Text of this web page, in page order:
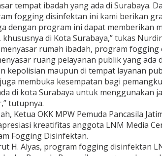
tempat ibadah yang ada di Surabaya.
fogging disinfektan ini kami berikan
dengan program ini dapat memberikan
khususnya di Kota Surabaya,” tukas
rumah ibadah, program
ruang pelayanan publik yang ada
kepolisian maupun di tempat layanan
membuka kesempatan bagi
di kota Surabaya untuk menggunakan
tutupnya.
Ketua OKK MPW Pemuda Pancasila
kreatifitas anggota LNM Media
Fogging Disinfektan.
H. Alyas, program fogging disinfektan